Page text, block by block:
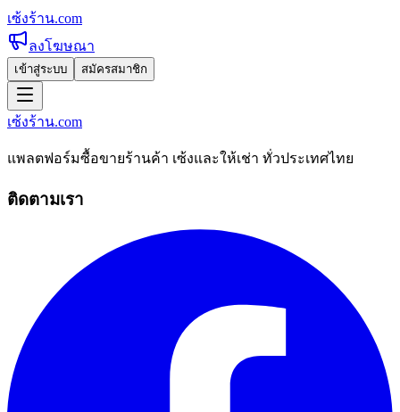
เซ้งร้าน.com
ลงโฆษณา
เข้าสู่ระบบ สมัครสมาชิก
เซ้งร้าน.com
แพลตฟอร์มซื้อขายร้านค้า เซ้งและให้เช่า ทั่วประเทศไทย
ติดตามเรา